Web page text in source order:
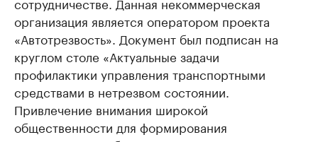
организация является оператором проекта
«Автотрезвость». Документ был подписан на
круглом столе «Актуальные задачи
профилактики управления транспортными
средствами в нетрезвом состоянии.
Привлечение внимания широкой
общественности для формирования